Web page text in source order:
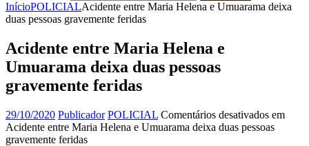
InícioPOLICIALAcidente entre Maria Helena e Umuarama deixa
duas pessoas gravemente feridas
Acidente entre Maria Helena e
Umuarama deixa duas pessoas
gravemente feridas
29/10/2020 Publicador POLICIAL Comentários desativados em
Acidente entre Maria Helena e Umuarama deixa duas pessoas
gravemente feridas